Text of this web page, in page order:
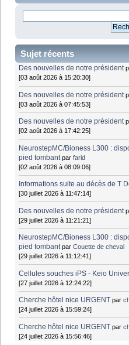
Sujet récents
Des nouvelles de notre président
[03 août 2026 à 15:20:30]
Des nouvelles de notre président
[03 août 2026 à 07:45:53]
Des nouvelles de notre président
[02 août 2026 à 17:42:25]
NeurostepMC/Bioness L300 :
pied tombant parfarid
[02 août 2026 à 08:09:06]
Informations suite au décès de T
[30 juillet 2026 à 11:47:14]
Des nouvelles de notre président
[29 juillet 2026 à 11:21:21]
NeurostepMC/Bioness L300 :
pied tombant parCouette de cheval
[29 juillet 2026 à 11:12:41]
Cellules souches iPS - Keio
[27 juillet 2026 à 12:24:22]
Cherche hôtel nice URGENT par
[24 juillet 2026 à 15:59:24]
Cherche hôtel nice URGENT par
[24 juillet 2026 à 15:56:46]